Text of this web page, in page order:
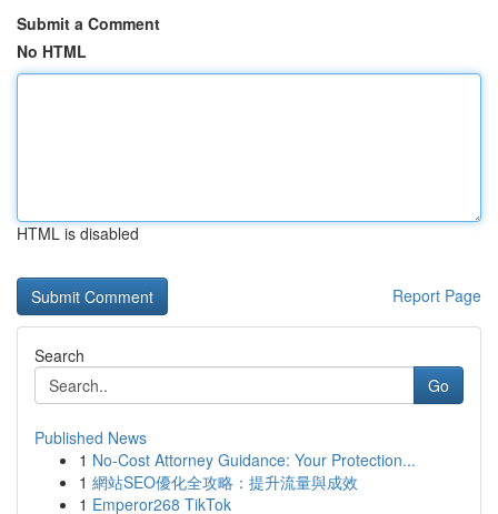
Submit a Comment
No HTML
HTML is disabled
Report Page
Search
Go
Published News
1 No-Cost Attorney Guidance: Your Protection...
1 網站SEO優化全攻略：提升流量與成效
1 Emperor268 TikTok